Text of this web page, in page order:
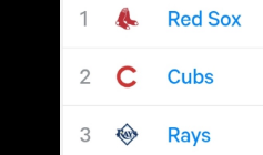
工學長凃壯勳討論過要
連勝 近28戰25勝 近
against first place
season. 對